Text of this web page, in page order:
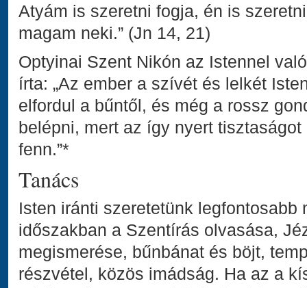
Atyám is szeretni fogja, én is
magam neki.” (Jn 14, 21)
Optyinai Szent Nikón az Istennel
írta: „Az ember a szívét és lelkét
elfordul a bűntől, és még a rossz
belépni, mert az így nyert
fenn.”*
Tanács
Isten iránti szeretetünk legfontosabb
időszakban a Szentírás olvasása,
megismerése, bűnbánat és böjt,
részvétel, közös imádság. Ha az a